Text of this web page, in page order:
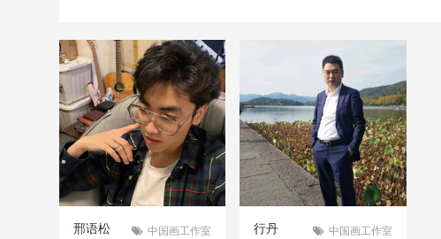
邢语松 中国画工作室 行丹 中国画工作室